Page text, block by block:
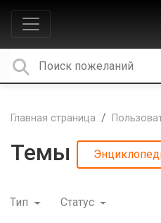
Главная страница
Темы
Тип Статус